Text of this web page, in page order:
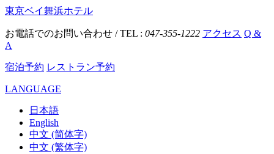
東京ベイ舞浜ホテル
お電話でのお問い合わせ / TEL : 047-355-1222 アクセス Q &
A
宿泊予約 レストラン予約
LANGUAGE
日本語
English
中文 (简体字)
中文 (繁体字)